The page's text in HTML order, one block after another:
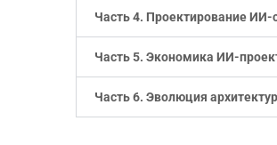
Часть 4. Проектирование ИИ-
Часть 5. Экономика ИИ-
Часть 6. Эволюция